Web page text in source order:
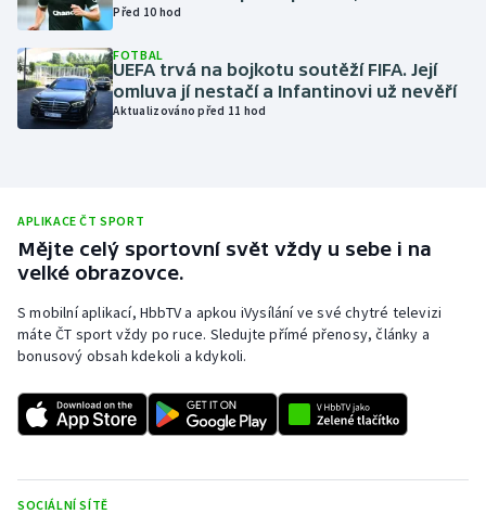
Motorsport
Olympijské hry
Parasport
Plážový volejbal
Ragby
Rychlobruslení
Rychlostní kanoistika
Short track
Sportovní střelba
Před 10 hod
FOTBAL
UEFA trvá na bojkotu soutěží FIFA. Její
omluva jí nestačí a Infantinovi už nevěří
Aktualizováno před 11 hod
APLIKACE ČT SPORT
Mějte celý sportovní svět vždy u sebe i na
velké obrazovce.
S mobilní aplikací, HbbTV a apkou iVysílání ve své chytré televizi
máte ČT sport vždy po ruce. Sledujte přímé přenosy, články a
bonusový obsah kdekoli a kdykoli.
SOCIÁLNÍ SÍTĚ